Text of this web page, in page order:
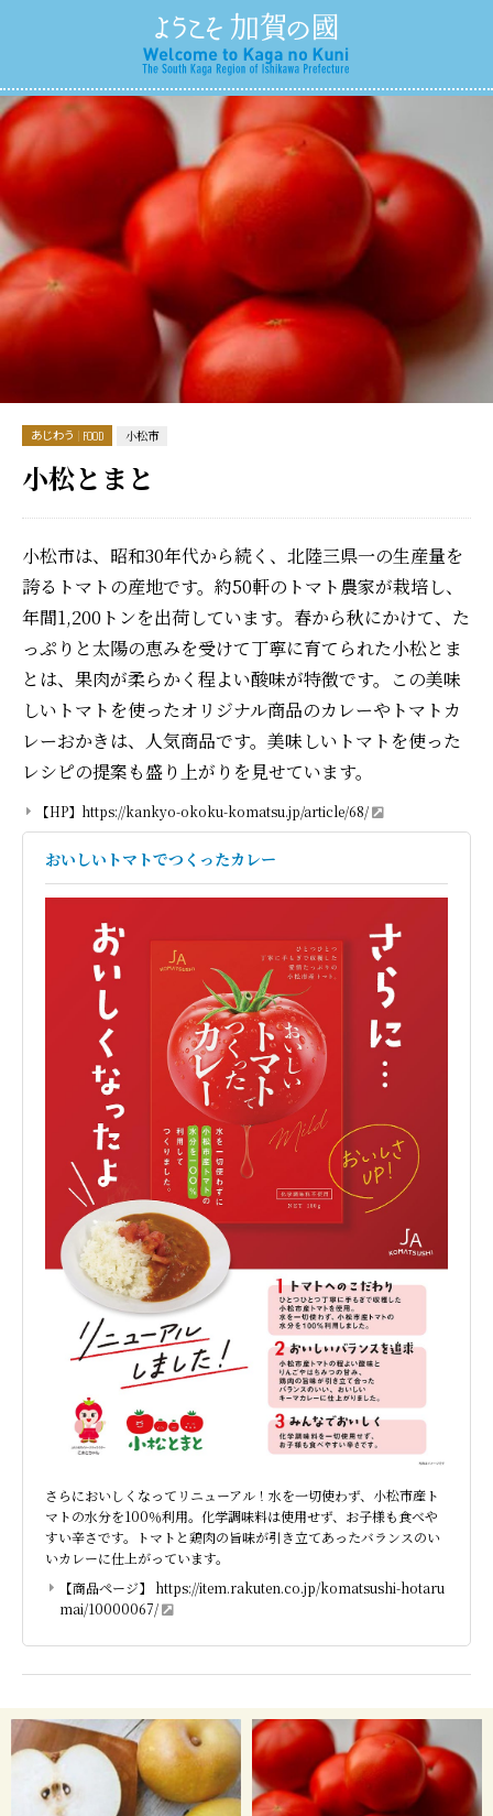
あじわう FOOD 小松市
小松とまと
小松市は、昭和30年代から続く、北陸三県一の生産量を
誇るトマトの産地です。約50軒のトマト農家が栽培し、
年間1,200トンを出荷しています。春から秋にかけて、た
っぷりと太陽の恵みを受けて丁寧に育てられた小松とま
とは、果肉が柔らかく程よい酸味が特徴です。この美味
しいトマトを使ったオリジナル商品のカレーやトマトカ
レーおかきは、人気商品です。美味しいトマトを使った
レシピの提案も盛り上がりを見せています。
【HP】 https://kankyo-okoku-komatsu.jp/article/68/
おいしいトマトでつくったカレー
さらにおいしくなってリニューアル！水を一切使わず、小松市産ト
マトの水分を100％利用。化学調味料は使用せず、お子様も食べや
すい辛さです。トマトと鶏肉の旨味が引き立てあったバランスのい
いカレーに仕上がっています。
【商品ページ】 https://item.rakuten.co.jp/komatsushi-hotaru
mai/10000067/